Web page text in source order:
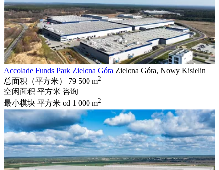
Accolade Funds Park Zielona Góra Zielona Góra, Nowy Kisielin
总面积（平方米）
79 500 m2
空闲面积 平方米 咨询
最小模块 平方米 od 1 000 m2